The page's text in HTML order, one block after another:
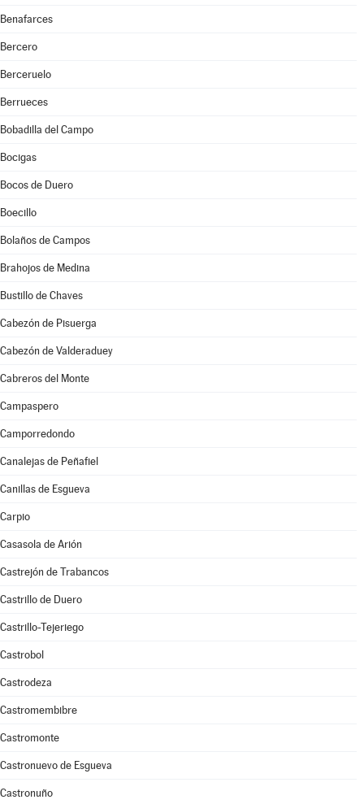
Benafarces
Bercero
Berceruelo
Berrueces
Bobadilla del Campo
Bocigas
Bocos de Duero
Boecillo
Bolaños de Campos
Brahojos de Medina
Bustillo de Chaves
Cabezón de Pisuerga
Cabezón de Valderaduey
Cabreros del Monte
Campaspero
Camporredondo
Canalejas de Peñafiel
Canillas de Esgueva
Carpio
Casasola de Arión
Castrejón de Trabancos
Castrillo de Duero
Castrillo-Tejeriego
Castrobol
Castrodeza
Castromembibre
Castromonte
Castronuevo de Esgueva
Castronuño